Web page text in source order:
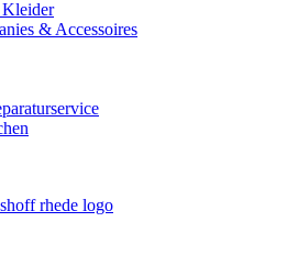
& Accessoires